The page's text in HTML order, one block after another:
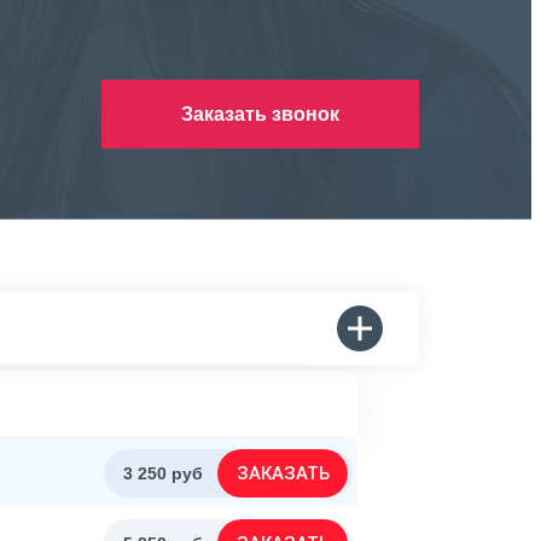
Заказать звонок
3 250 руб ЗАКАЗАТЬ